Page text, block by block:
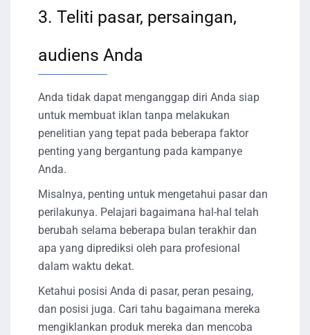
3. Teliti pasar, persaingan,
audiens Anda
Anda tidak dapat menganggap diri Anda siap
untuk membuat iklan tanpa melakukan
penelitian yang tepat pada beberapa faktor
penting yang bergantung pada kampanye
Anda.
Misalnya, penting untuk mengetahui pasar dan
perilakunya. Pelajari bagaimana hal-hal telah
berubah selama beberapa bulan terakhir dan
apa yang diprediksi oleh para profesional
dalam waktu dekat.
Ketahui posisi Anda di pasar, peran pesaing,
dan posisi juga. Cari tahu bagaimana mereka
mengiklankan produk mereka dan mencoba